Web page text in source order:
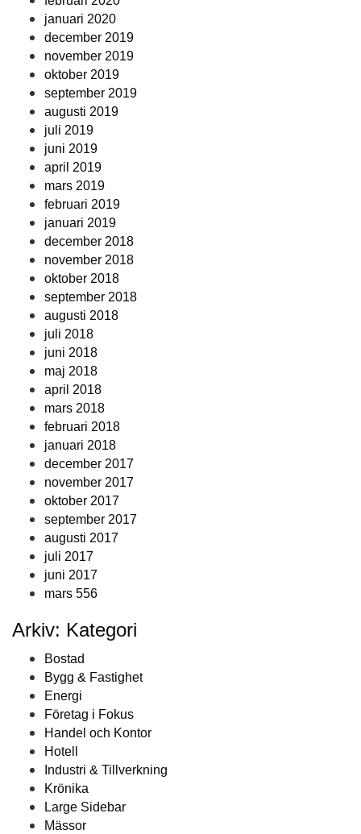
januari 2020
december 2019
november 2019
oktober 2019
september 2019
augusti 2019
juli 2019
juni 2019
april 2019
mars 2019
februari 2019
januari 2019
december 2018
november 2018
oktober 2018
september 2018
augusti 2018
juli 2018
juni 2018
maj 2018
april 2018
mars 2018
februari 2018
januari 2018
december 2017
november 2017
oktober 2017
september 2017
augusti 2017
juli 2017
juni 2017
mars 556
Arkiv: Kategori
Bostad
Bygg & Fastighet
Energi
Företag i Fokus
Handel och Kontor
Hotell
Industri & Tillverkning
Krönika
Large Sidebar
Mässor